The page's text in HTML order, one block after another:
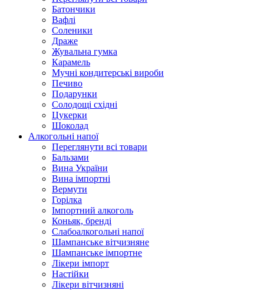
Батончики
Вафлі
Соленики
Драже
Жувальнa гумка
Карамель
Мучні кондитерські вироби
Печиво
Подарунки
Солодощі східні
Цукерки
Шоколад
Алкогольні напої
Переглянути всі товари
Бальзами
Вина України
Вина імпортні
Вермути
Горілка
Імпортний алкоголь
Коньяк, бренді
Слабоалкогольні напої
Шампанське вітчизняне
Шампанське імпортне
Лікери імпорт
Настійки
Лікери вітчизняні